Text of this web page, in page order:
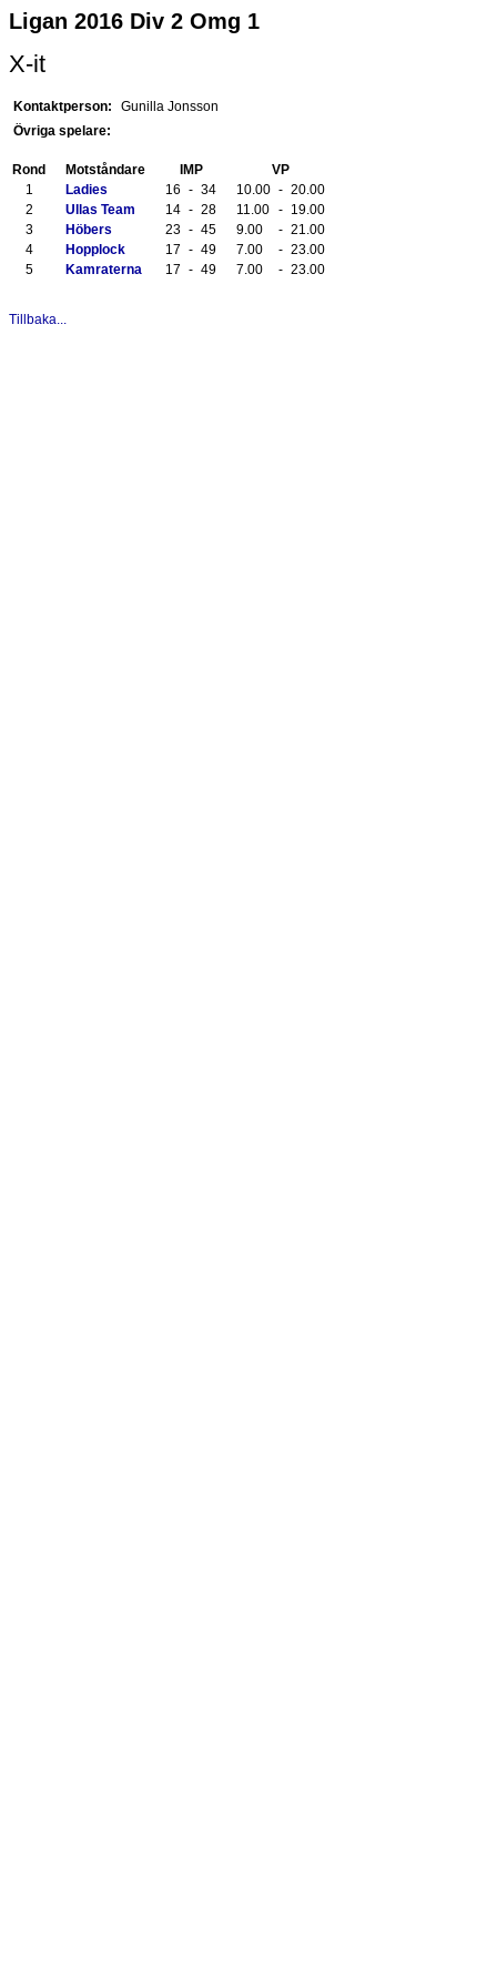
Ligan 2016 Div 2 Omg 1
X-it
Kontaktperson:
Gunilla Jonsson
Övriga spelare:
Rond Motståndare IMP
VP
1
Ladies 16 - 34 10.00 - 20.00
2
Ullas Team 14 - 28 11.00 - 19.00
3
Höbers 23 - 45 9.00 - 21.00
4
Hopplock 17 - 49 7.00 - 23.00
5
Kamraterna 17 - 49 7.00 - 23.00
Tillbaka...